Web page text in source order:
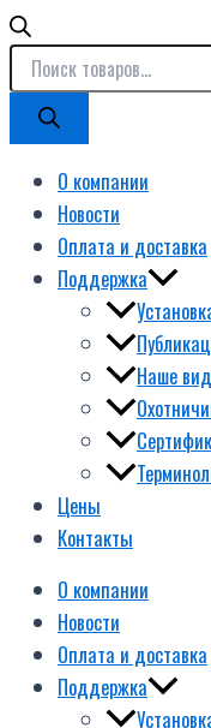
О компании
Новости
Оплата и доставка
Поддержка
Наше
Цены
Контакты
О компании
Новости
Оплата и доставка
Поддержка